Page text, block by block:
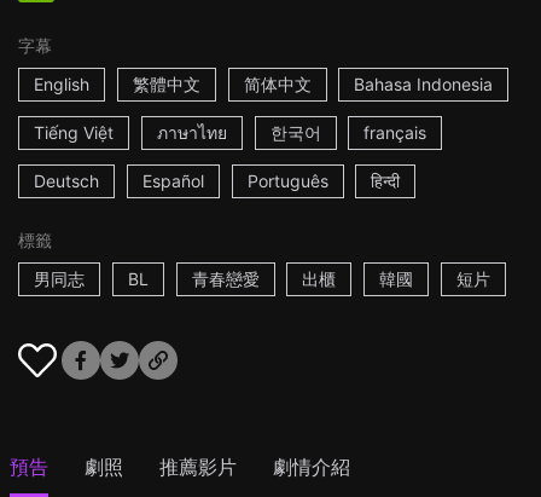
字幕
English
繁體中文 简体中文 Bahasa Indonesia
Tiếng Việt ภาษาไทย 한국어 français
Deutsch Español Português हिन्दी
標籤
男同志
BL 青春戀愛 出櫃 韓國 短片
預告 劇照 推薦影片 劇情介紹